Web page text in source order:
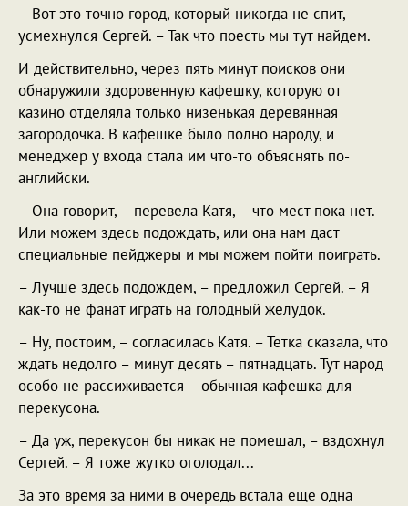
– Вот это точно город, который никогда не спит, –
усмехнулся Сергей. – Так что поесть мы тут найдем.
И действительно, через пять минут поисков они
обнаружили здоровенную кафешку, которую от
казино отделяла только низенькая деревянная
загородочка. В кафешке было полно народу, и
менеджер у входа стала им что-то объяснять по-
английски.
– Она говорит, – перевела Катя, – что мест пока нет.
Или можем здесь подождать, или она нам даст
специальные пейджеры и мы можем пойти поиграть.
– Лучше здесь подождем, – предложил Сергей. – Я
как-то не фанат играть на голодный желудок.
– Ну, постоим, – согласилась Катя. – Тетка сказала, что
ждать недолго – минут десять – пятнадцать. Тут народ
особо не рассиживается – обычная кафешка для
перекусона.
– Да уж, перекусон бы никак не помешал, – вздохнул
Сергей. – Я тоже жутко оголодал...
За это время за ними в очередь встала еще одна